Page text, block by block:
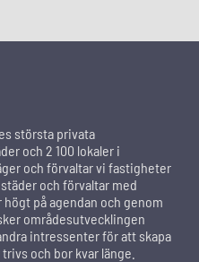
största privata
och 2 100 lokaler i
och förvaltar vi fastigheter
och förvaltar med
på agendan och genom
områdesutvecklingen
intressenter för att skapa
och bor kvar länge.